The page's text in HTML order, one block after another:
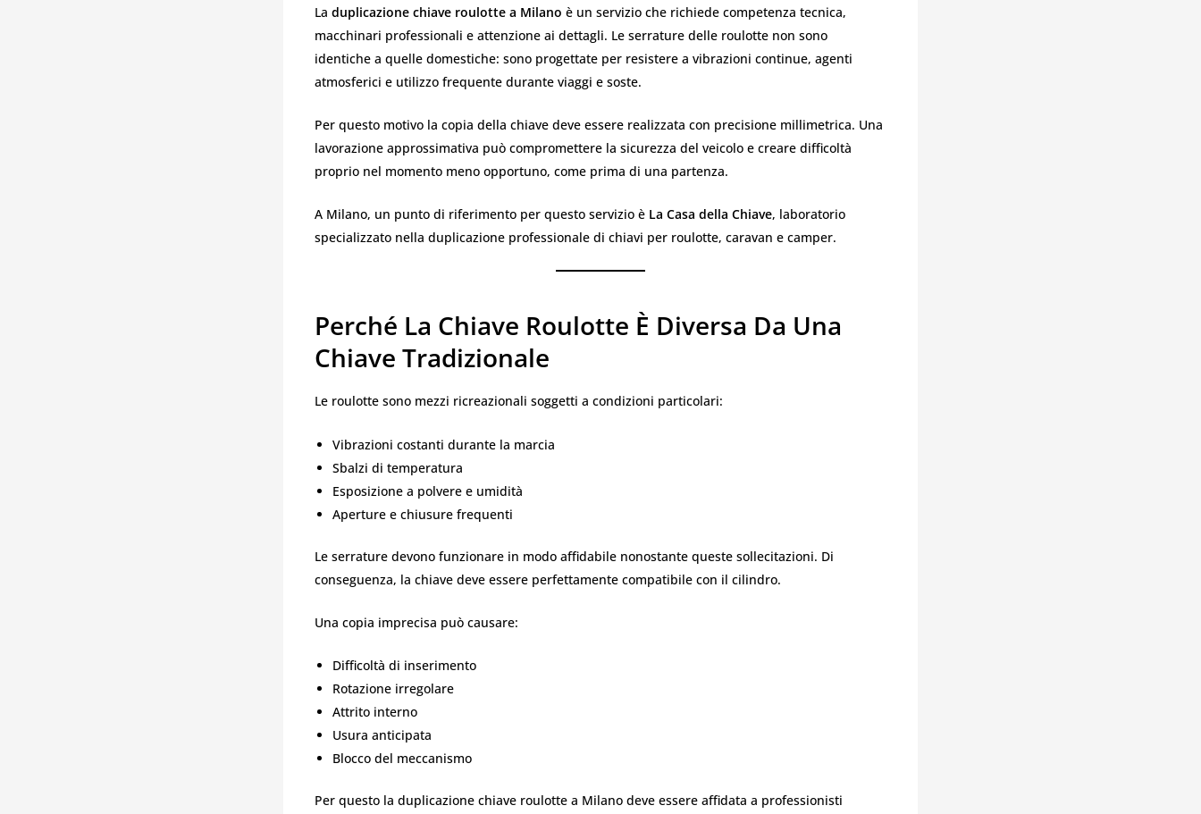
La duplicazione chiave roulotte a Milano è un servizio che richiede competenza tecnica,
macchinari professionali e attenzione ai dettagli. Le serrature delle roulotte non sono
identiche a quelle domestiche: sono progettate per resistere a vibrazioni continue, agenti
atmosferici e utilizzo frequente durante viaggi e soste.
Per questo motivo la copia della chiave deve essere realizzata con precisione millimetrica. Una
lavorazione approssimativa può compromettere la sicurezza del veicolo e creare difficoltà
proprio nel momento meno opportuno, come prima di una partenza.
A Milano, un punto di riferimento per questo servizio è La Casa della Chiave, laboratorio
specializzato nella duplicazione professionale di chiavi per roulotte, caravan e camper.
Perché La Chiave Roulotte È Diversa Da Una
Chiave Tradizionale
Le roulotte sono mezzi ricreazionali soggetti a condizioni particolari:
Vibrazioni costanti durante la marcia
Sbalzi di temperatura
Esposizione a polvere e umidità
Aperture e chiusure frequenti
Le serrature devono funzionare in modo affidabile nonostante queste sollecitazioni. Di
conseguenza, la chiave deve essere perfettamente compatibile con il cilindro.
Una copia imprecisa può causare:
Difficoltà di inserimento
Rotazione irregolare
Attrito interno
Usura anticipata
Blocco del meccanismo
Per questo la duplicazione chiave roulotte a Milano deve essere affidata a professionisti